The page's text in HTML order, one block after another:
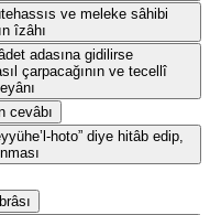
ve meleke sâhibi
îzâhı
adasına gidilirse
çarpacağının ve tecellî
cevâbı
hoto” diye hitâb edip,